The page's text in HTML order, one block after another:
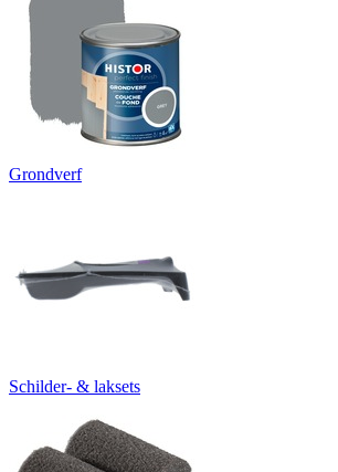
Grondverf
Schilder- & laksets